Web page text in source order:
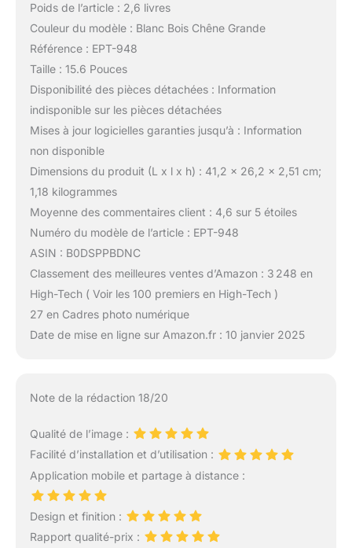
Poids de l’article : 2,6 livres
Couleur du modèle : Blanc Bois Chêne Grande
Référence : EPT-948
Taille : 15.6 Pouces
Disponibilité des pièces détachées : Information
indisponible sur les pièces détachées
Mises à jour logicielles garanties jusqu’à : Information
non disponible
Dimensions du produit (L x l x h) : 41,2 x 26,2 x 2,51 cm;
1,18 kilogrammes
Moyenne des commentaires client : 4,6 sur 5 étoiles
Numéro du modèle de l’article : EPT-948
ASIN : B0DSPPBDNC
Classement des meilleures ventes d’Amazon : 3 248 en
High-Tech ( Voir les 100 premiers en High-Tech )
27 en Cadres photo numérique
Date de mise en ligne sur Amazon.fr : 10 janvier 2025
Note de la rédaction 18/20
Qualité de l’image :
Facilité d’installation et d’utilisation :
Application mobile et partage à distance :
Design et finition :
Rapport qualité-prix :